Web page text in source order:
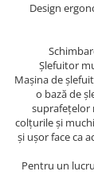
Motocoase
Motosape si
Motoburghie
Mănuși
Pompe apa
Design
Şlefuitor
Maşina de
o bază de
suprafeţelor
colţurile şi
şi uşor face ca
Pentru un